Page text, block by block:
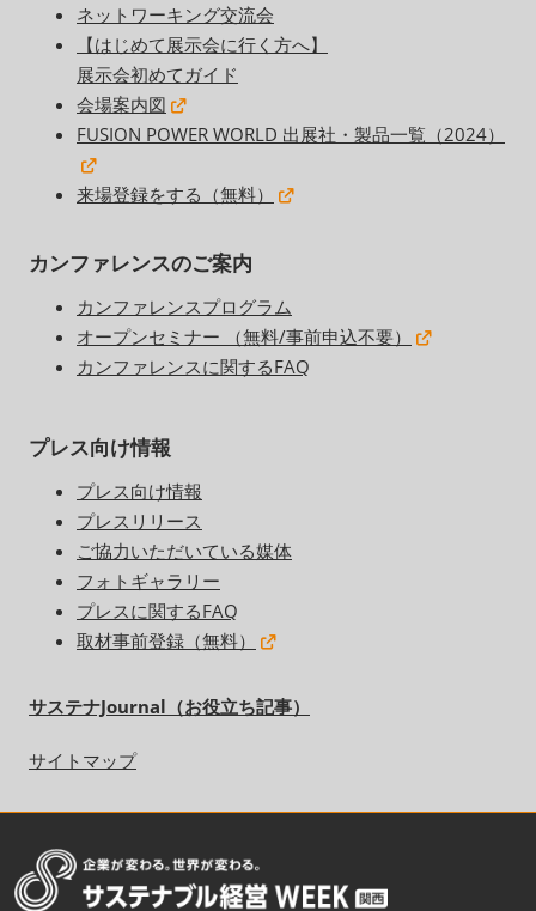
ネットワーキング交流会
【はじめて展示会に行く方へ】
展示会初めてガイド
会場案内図
FUSION POWER WORLD 出展社・製品一覧（2024）
来場登録をする（無料）
カンファレンスのご案内
カンファレンスプログラム
オープンセミナー （無料/事前申込不要）
カンファレンスに関するFAQ
プレス向け情報
プレス向け情報
プレスリリース
ご協力いただいている媒体
フォトギャラリー
プレスに関するFAQ
取材事前登録（無料）
サステナJournal（お役立ち記事）
サイトマップ